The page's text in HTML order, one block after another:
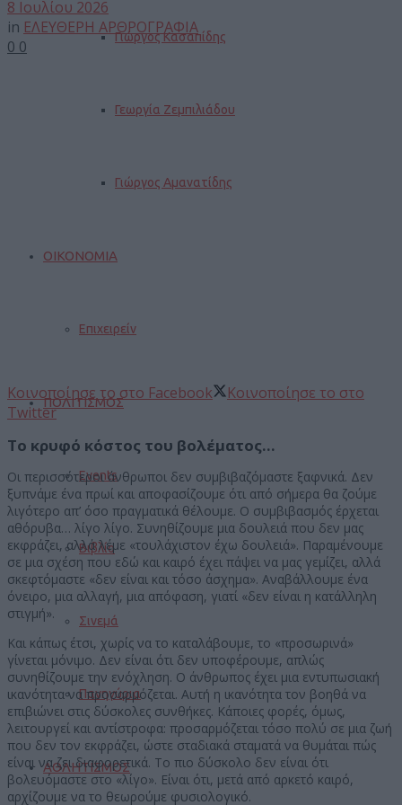
Γιώργος Κασαπίδης
Γεωργία Ζεμπιλιάδου
Γιώργος Αμανατίδης
ΟΙΚΟΝΟΜΙΑ
Επιχειρείν
ΠΟΛΙΤΙΣΜΟΣ
Events
Βιβλίο
Σινεμά
Πανηγύρια
ΑΘΛΗΤΙΣΜΟΣ
8 Ιουλίου 2026
in ΕΛΕΥΘΕΡΗ ΑΡΘΡΟΓΡΑΦΙΑ
0 0
Κοινοποίησε το στο Facebook
Κοινοποίησε το στο
Twitter
Το κρυφό κόστος του βολέματος…
Οι περισσότεροι άνθρωποι δεν συμβιβαζόμαστε ξαφνικά. Δεν
ξυπνάμε ένα πρωί και αποφασίζουμε ότι από σήμερα θα ζούμε
λιγότερο απ’ όσο πραγματικά θέλουμε. Ο συμβιβασμός έρχεται
αθόρυβα… λίγο λίγο. Συνηθίζουμε μια δουλειά που δεν μας
εκφράζει, αλλά λέμε «τουλάχιστον έχω δουλειά». Παραμένουμε
σε μια σχέση που εδώ και καιρό έχει πάψει να μας γεμίζει, αλλά
σκεφτόμαστε «δεν είναι και τόσο άσχημα». Αναβάλλουμε ένα
όνειρο, μια αλλαγή, μια απόφαση, γιατί «δεν είναι η κατάλληλη
στιγμή».
Και κάπως έτσι, χωρίς να το καταλάβουμε, το «προσωρινά»
γίνεται μόνιμο. Δεν είναι ότι δεν υποφέρουμε, απλώς
συνηθίζουμε την ενόχληση. Ο άνθρωπος έχει μια εντυπωσιακή
ικανότητα να προσαρμόζεται. Αυτή η ικανότητα τον βοηθά να
επιβιώνει στις δύσκολες συνθήκες. Κάποιες φορές, όμως,
λειτουργεί και αντίστροφα: προσαρμόζεται τόσο πολύ σε μια ζωή
που δεν τον εκφράζει, ώστε σταδιακά σταματά να θυμάται πώς
είναι να ζει διαφορετικά. Το πιο δύσκολο δεν είναι ότι
βολευόμαστε στο «λίγο». Είναι ότι, μετά από αρκετό καιρό,
αρχίζουμε να το θεωρούμε φυσιολογικό.